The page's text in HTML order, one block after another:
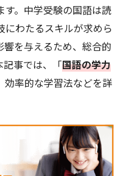
。中学受験の国語は読
わたるスキルが求めら
を与えるため、総合的
記事では、「国語の学力
効率的な学習法などを詳